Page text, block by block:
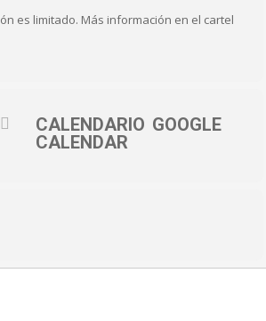
es limitado. Más información en el cartel
CALENDARIO GOOGLE
CALENDAR